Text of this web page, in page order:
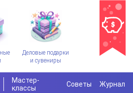
Деловые подарки
и сувениры
Мастер-
классы
Советы Журнал